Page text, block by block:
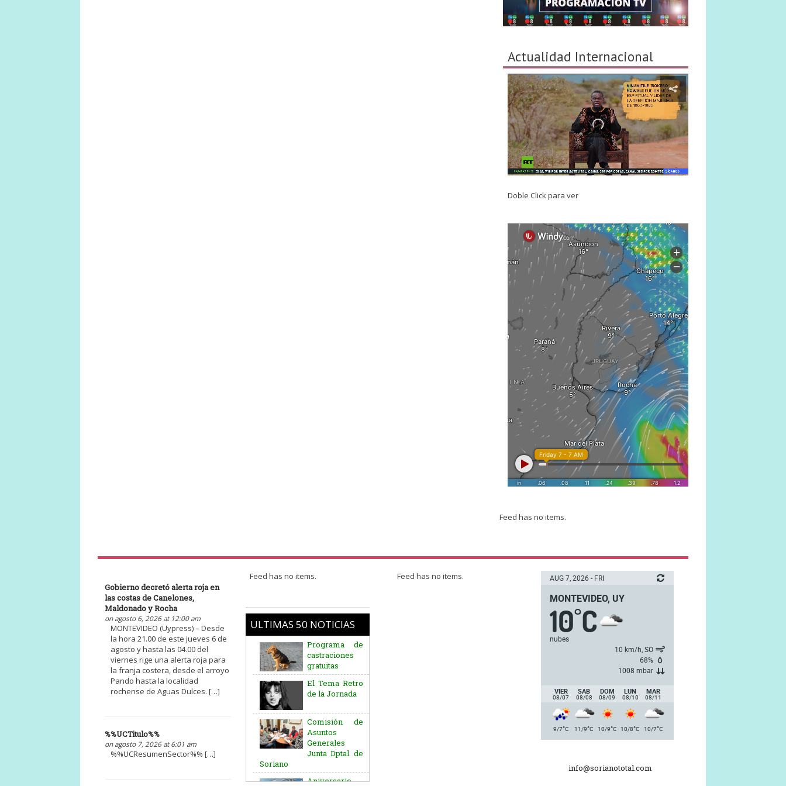
Actualidad Internacional
Doble Click para ver
Feed has no items.
Gobierno decretó alerta roja en
las costas de Canelones,
Maldonado y Rocha
on agosto 6, 2026 at 12:00 am
MONTEVIDEO (Uypress) – Desde
la hora 21.00 de este jueves 6 de
agosto y hasta las 04.00 del
viernes rige una alerta roja para
la franja costera, desde el arroyo
Pando hasta la localidad
rochense de Aguas Dulces. […]
%%UCTitulo%%
on agosto 7, 2026 at 6:01 am
%%UCResumenSector%% […]
Feed has no items.
ULTIMAS 50 NOTICIAS
Programa de
castraciones
gratuitas
El Tema Retro
de la Jornada
Comisión de
Asuntos
Generales
Junta Dptal. de
Soriano
Aniversario
Feed has no items. AUG 7, 2026 - FRI
MONTEVIDEO, UY
10°C
nubes
10 km/h, SO
68%
1008 mbar
VIER
08/07
SAB
08/08
DOM
08/09
LUN
08/10
MAR
08/11
9/7°C 11/9°C 10/9°C 10/8°C 10/7°C
info@sorianototal.com